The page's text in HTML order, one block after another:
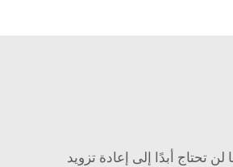
تحتاج أبدًا إلى إعادة تزويد